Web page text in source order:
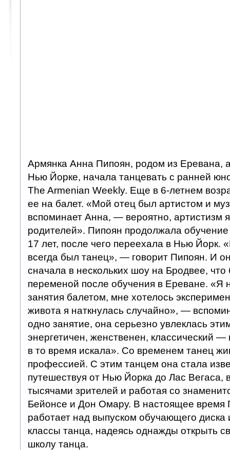
Армянка Анна Пипоян, родом из Еревана,
Нью Йорке, начала танцевать с ранней
The Armenian Weekly. Еще в 6-летнем
ее на балет. «Мой отец был артистом и
вспоминает Анна, — вероятно, артистизм
родителей». Пипоян продолжала
17 лет, после чего переехала в Нью Йорк.
всегда был танец», — говорит Пипоян. И
сначала в нескольких шоу на Бродвее, что
переменой после обучения в Ереване. «Я
занятия балетом, мне хотелось
живота я наткнулась случайно», —
одно занятие, она серьезно увлеклась
энергетичен, женственен, классический
в то время искала». Со временем танец
профессией. С этим танцем она стала
путешествуя от Нью Йорка до Лас Вегаса,
тысячами зрителей и работая со
Бейонсе и Дон Омару. В настоящее время
работает над выпуском обучающего диска
классы танца, надеясь однажды открыть
школу танца.